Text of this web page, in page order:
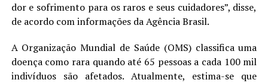
dor e sofrimento para os raros e seus cuidadores”, disse,
de acordo com informações da Agência Brasil.
A Organização Mundial de Saúde (OMS) classifica uma
doença como rara quando até 65 pessoas a cada 100 mil
indivíduos são afetados. Atualmente, estima-se que